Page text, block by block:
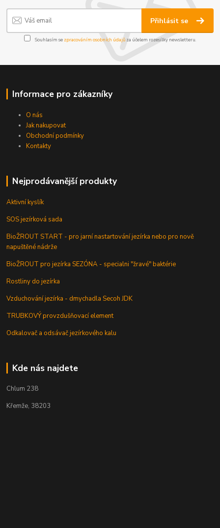
Přihlásit se
Souhlasím se zpracováním osobních údajůza účelem rozesílky newsletteru.
Informace pro zákazníky
O nás
Jak nakupovat
Obchodní podmínky
Kontakty
Nejprodávanější produkty
Aktivní kyslík
SOS jezírková sada
BioŽROUT START - pro jarní nastartování jezírka nebo pro nově
napuštěné nádrže
BioŽROUT pro jezírka SEZÓNA - specialni "žravé" baktérie
Rostliny do jezírka
Vzduchování jezírka - dmychadla Secoh JDK
TRUBKOVÝ provzdušňovací element
Odkalovač a odsávač jezírkového kalu
Kde nás najdete
Chlum 238
Křemže, 38203